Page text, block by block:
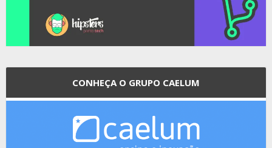
CONHEÇA O GRUPO CAELUM